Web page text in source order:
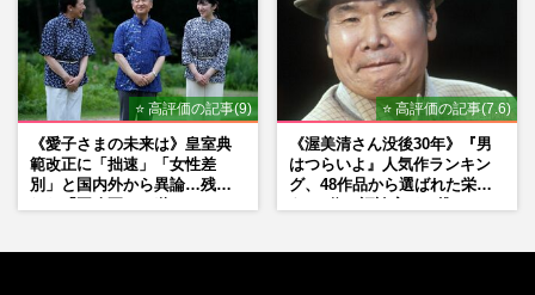
⭐ 高評価の記事(9)
《愛子さまの未来は》皇室典
範改正に「拙速」「女性差
別」と国内外から異論…残さ
⭐ 高評価の記事(7.6)
《渥美清さん没後30年》『男
はつらいよ』人気作ランキン
グ、48作品から選ばれた栄え